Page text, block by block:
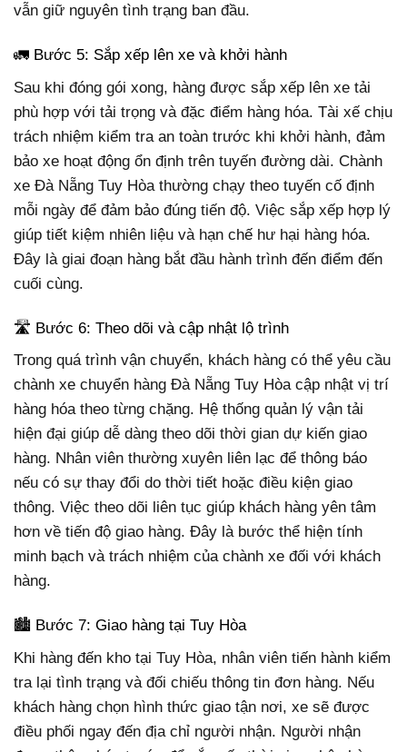
vẫn giữ nguyên tình trạng ban đầu.
🚛 Bước 5: Sắp xếp lên xe và khởi hành
Sau khi đóng gói xong, hàng được sắp xếp lên xe tải
phù hợp với tải trọng và đặc điểm hàng hóa. Tài xế chịu
trách nhiệm kiểm tra an toàn trước khi khởi hành, đảm
bảo xe hoạt động ổn định trên tuyến đường dài. Chành
xe Đà Nẵng Tuy Hòa thường chạy theo tuyến cố định
mỗi ngày để đảm bảo đúng tiến độ. Việc sắp xếp hợp lý
giúp tiết kiệm nhiên liệu và hạn chế hư hại hàng hóa.
Đây là giai đoạn hàng bắt đầu hành trình đến điểm đến
cuối cùng.
🛣️ Bước 6: Theo dõi và cập nhật lộ trình
Trong quá trình vận chuyển, khách hàng có thể yêu cầu
chành xe chuyển hàng Đà Nẵng Tuy Hòa cập nhật vị trí
hàng hóa theo từng chặng. Hệ thống quản lý vận tải
hiện đại giúp dễ dàng theo dõi thời gian dự kiến giao
hàng. Nhân viên thường xuyên liên lạc để thông báo
nếu có sự thay đổi do thời tiết hoặc điều kiện giao
thông. Việc theo dõi liên tục giúp khách hàng yên tâm
hơn về tiến độ giao hàng. Đây là bước thể hiện tính
minh bạch và trách nhiệm của chành xe đối với khách
hàng.
🏙️ Bước 7: Giao hàng tại Tuy Hòa
Khi hàng đến kho tại Tuy Hòa, nhân viên tiến hành kiểm
tra lại tình trạng và đối chiếu thông tin đơn hàng. Nếu
khách hàng chọn hình thức giao tận nơi, xe sẽ được
điều phối ngay đến địa chỉ người nhận. Người nhận